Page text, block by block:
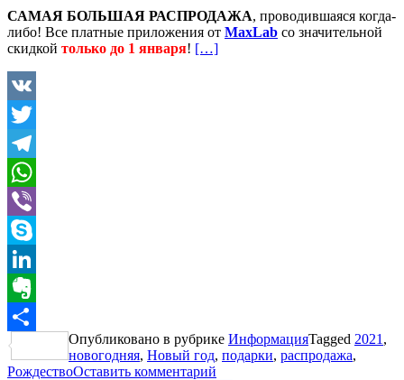
САМАЯ БОЛЬШАЯ РАСПРОДАЖА, проводившаяся когда-
либо! Все платные приложения от MaxLab со значительной
скидкой только до 1 января! […]
VK
Twitter
Telegram
WhatsApp
Viber
Skype
LinkedIn
Evernote
Отправить
Опубликовано в рубрике ИнформацияTagged 2021 ,
новогодняя, Новый год, подарки, распродажа,
РождествоОставить комментарий